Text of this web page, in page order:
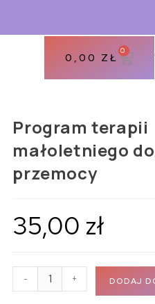
0,00 ZŁ
0
Program terapii
małoletniego
przemocy
35,00 zł
- + DODAJ